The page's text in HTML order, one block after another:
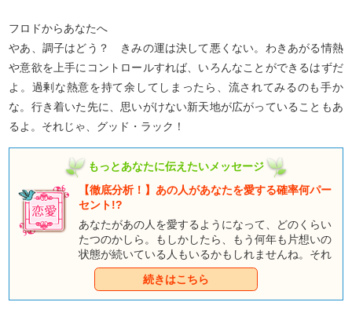
フロドからあなたへ
やあ、調子はどう？ きみの運は決して悪くない。わきあがる情熱
や意欲を上手にコントロールすれば、いろんなことができるはずだ
よ。過剰な熱意を持て余してしまったら、流されてみるのも手か
な。行き着いた先に、思いがけない新天地が広がっていることもあ
るよ。それじゃ、グッド・ラック！
もっとあなたに伝えたいメッセージ
【徹底分析！】あの人があなたを愛する確率何パー
セント!?
あなたがあの人を愛するようになって、どのくらい
たつのかしら。もしかしたら、もう何年も片想いの
状態が続いている人もいるかもしれませんね。それ
なのに、いまだにあの人の心の中が掴めていないの
なら、次のステップに進もうという勇気がなかなか
湧いてこないのもわかります。このままあの人を想
続きはこちら